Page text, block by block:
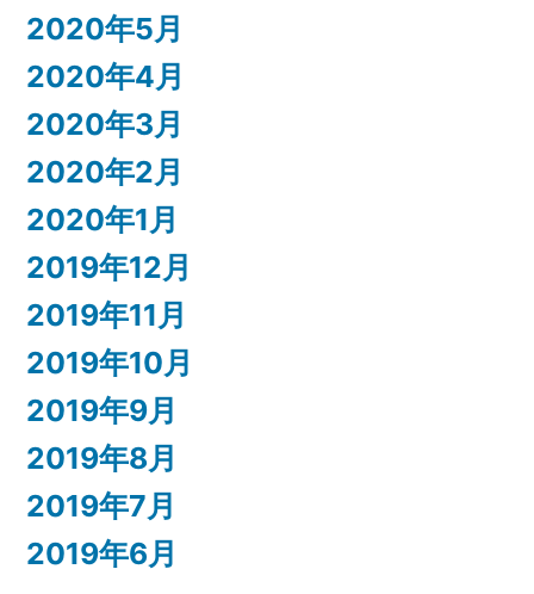
2020年5月
2020年4月
2020年3月
2020年2月
2020年1月
2019年12月
2019年11月
2019年10月
2019年9月
2019年8月
2019年7月
2019年6月